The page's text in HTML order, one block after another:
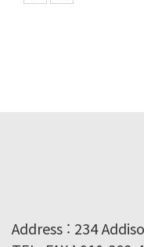
Address : 234